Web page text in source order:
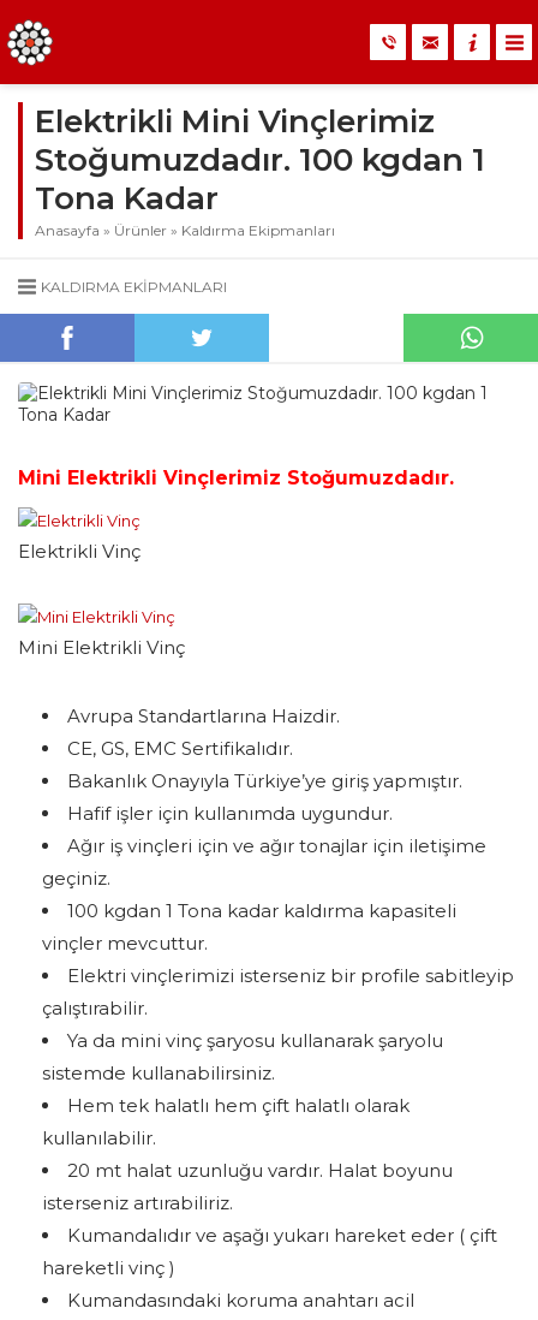
Elektrikli Mini Vinçlerimiz
Stoğumuzdadır. 100 kgdan 1
Tona Kadar
Anasayfa » Ürünler » Kaldırma Ekipmanları
KALDIRMA EKIPMANLARI
Mini Elektrikli Vinçlerimiz Stoğumuzdadır.
Elektrikli Vinç
Mini Elektrikli Vinç
Avrupa Standartlarına Haizdir.
CE, GS, EMC Sertifikalıdır.
Bakanlık Onayıyla Türkiye’ye giriş yapmıştır.
Hafif işler için kullanımda uygundur.
Ağır iş vinçleri için ve ağır tonajlar için iletişime
geçiniz.
100 kgdan 1 Tona kadar kaldırma kapasiteli
vinçler mevcuttur.
Elektri vinçlerimizi isterseniz bir profile sabitleyip
çalıştırabilir.
Ya da mini vinç şaryosu kullanarak şaryolu
sistemde kullanabilirsiniz.
Hem tek halatlı hem çift halatlı olarak
kullanılabilir.
20 mt halat uzunluğu vardır. Halat boyunu
isterseniz artırabiliriz.
Kumandalıdır ve aşağı yukarı hareket eder ( çift
hareketli vinç )
Kumandasındaki koruma anahtarı acil